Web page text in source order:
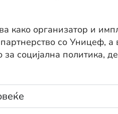
како организатор и
со Уницеф, а
за социјална политика,